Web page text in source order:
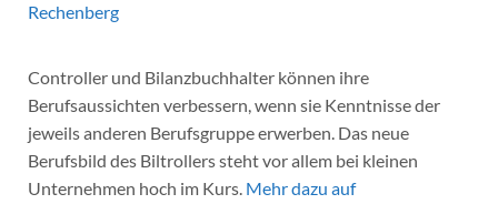
Rechenberg
Controller und Bilanzbuchhalter können ihre
Berufsaussichten verbessern, wenn sie Kenntnisse der
jeweils anderen Berufsgruppe erwerben. Das neue
Berufsbild des Biltrollers steht vor allem bei kleinen
Unternehmen hoch im Kurs. Mehr dazu auf